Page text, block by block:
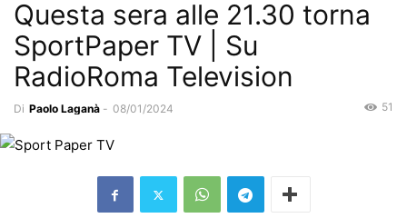
Questa sera alle 21.30 torna
SportPaper TV | Su
RadioRoma Television
Di Paolo Laganà - 08/01/2024 51